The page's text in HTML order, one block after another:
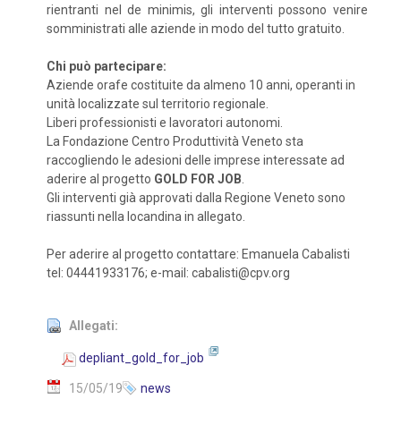
rientranti nel de minimis, gli interventi possono venire
somministrati alle aziende in modo del tutto gratuito.
Chi può partecipare:
Aziende orafe costituite da almeno 10 anni, operanti in
unità localizzate sul territorio regionale.
Liberi professionisti e lavoratori autonomi.
La Fondazione Centro Produttività Veneto sta
raccogliendo le adesioni delle imprese interessate ad
aderire al progetto GOLD FOR JOB.
Gli interventi già approvati dalla Regione Veneto sono
riassunti nella locandina in allegato.
Per aderire al progetto contattare: Emanuela Cabalisti
tel: 04441933176; e-mail: cabalisti@cpv.org
Allegati:
depliant_gold_for_job
15/05/19 news